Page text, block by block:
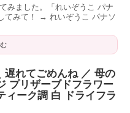
みました。「れいぞうこ パナ
てみて！ → れいぞうこ パナソ
遅れてごめんね ／ 母の
プリザーブドフラワー
ィーク調 白 ドライフラ